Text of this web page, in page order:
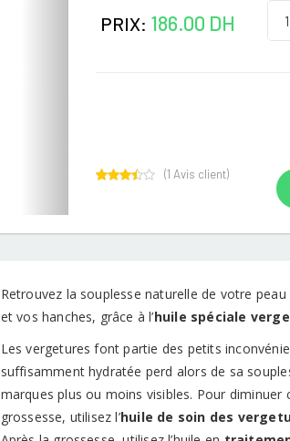
PRIX: 186.00 DH
5
rating
(1 Avis client)
Retrouvez la souplesse naturelle de votre
et vos hanches, grâce à l’huile spéciale
Les vergetures font partie des petits
suffisamment hydratée perd alors de sa
marques plus ou moins visibles. Pour
grossesse, utilisez l’huile de soin des